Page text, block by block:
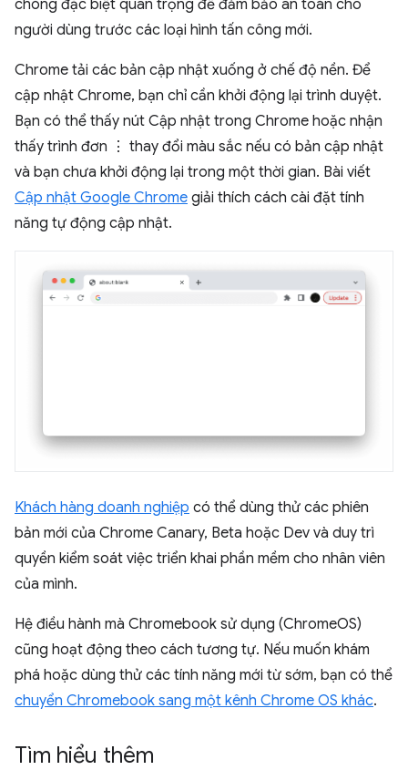
chóng đặc biệt quan trọng để đảm bảo an toàn cho
người dùng trước các loại hình tấn công mới.
Chrome tải các bản cập nhật xuống ở chế độ nền. Để
cập nhật Chrome, bạn chỉ cần khởi động lại trình duyệt.
Bạn có thể thấy nút Cập nhật trong Chrome hoặc nhận
thấy trình đơn ⋮ thay đổi màu sắc nếu có bản cập nhật
và bạn chưa khởi động lại trong một thời gian. Bài viết
Cập nhật Google Chrome giải thích cách cài đặt tính
năng tự động cập nhật.
Khách hàng doanh nghiệp có thể dùng thử các phiên
bản mới của Chrome Canary, Beta hoặc Dev và duy trì
quyền kiểm soát việc triển khai phần mềm cho nhân viên
của mình.
Hệ điều hành mà Chromebook sử dụng (ChromeOS)
cũng hoạt động theo cách tương tự. Nếu muốn khám
phá hoặc dùng thử các tính năng mới từ sớm, bạn có thể
chuyển Chromebook sang một kênh Chrome OS khác.
Tìm hiểu thêm